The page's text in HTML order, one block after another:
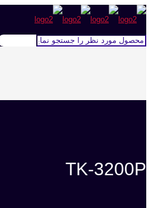
TK-3200P